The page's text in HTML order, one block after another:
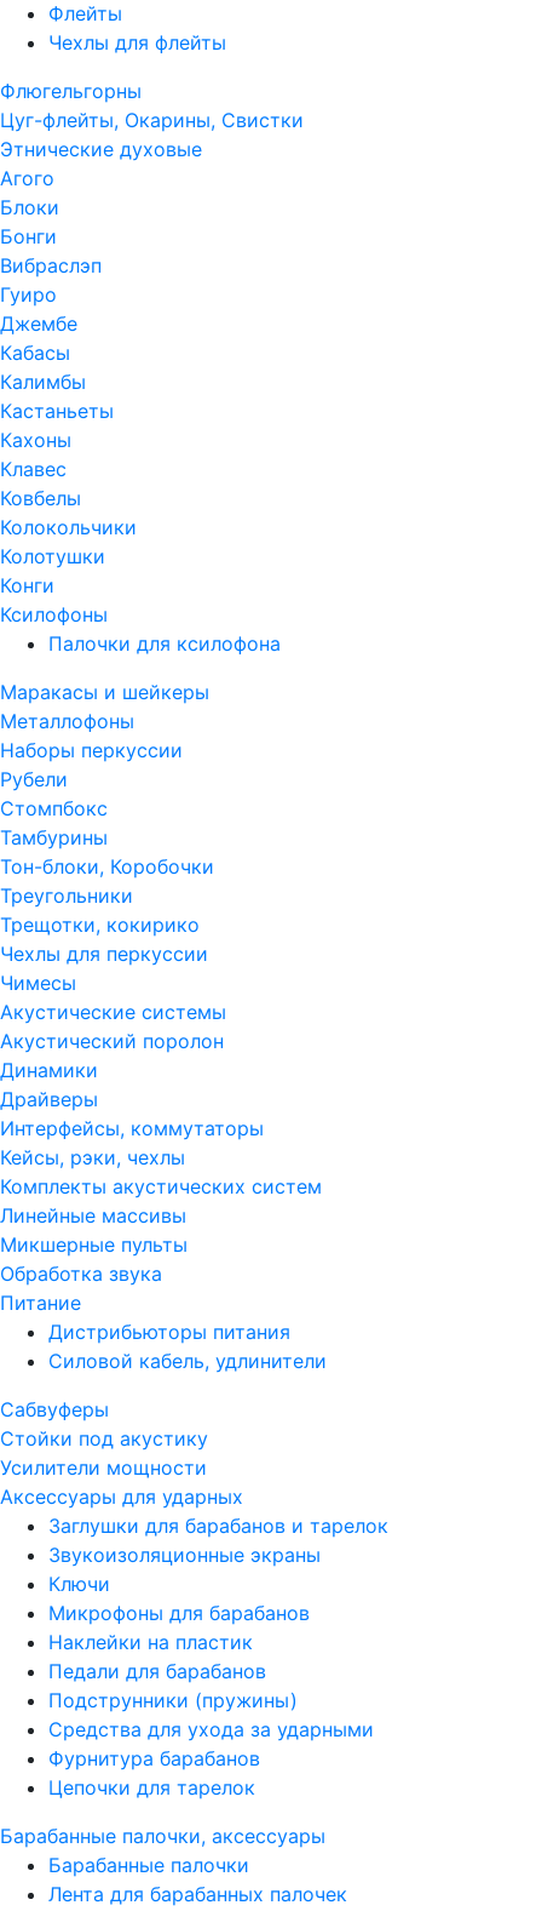
Флейты
Чехлы для флейты
Флюгельгорны
Цуг-флейты, Окарины, Свистки
Этнические духовые
Агого
Блоки
Бонги
Вибраслэп
Гуиро
Джембе
Кабасы
Калимбы
Кастаньеты
Кахоны
Клавес
Ковбелы
Колокольчики
Колотушки
Конги
Ксилофоны
Палочки для ксилофона
Маракасы и шейкеры
Металлофоны
Наборы перкуссии
Рубели
Стомпбокс
Тамбурины
Тон-блоки, Коробочки
Треугольники
Трещотки, кокирико
Чехлы для перкуссии
Чимесы
Акустические системы
Акустический поролон
Динамики
Драйверы
Интерфейсы, коммутаторы
Кейсы, рэки, чехлы
Комплекты акустических систем
Линейные массивы
Микшерные пульты
Обработка звука
Питание
Дистрибьюторы питания
Силовой кабель, удлинители
Сабвуферы
Стойки под акустику
Усилители мощности
Аксессуары для ударных
Заглушки для барабанов и тарелок
Звукоизоляционные экраны
Ключи
Микрофоны для барабанов
Наклейки на пластик
Педали для барабанов
Подструнники (пружины)
Средства для ухода за ударными
Фурнитура барабанов
Цепочки для тарелок
Барабанные палочки, аксессуары
Барабанные палочки
Лента для барабанных палочек